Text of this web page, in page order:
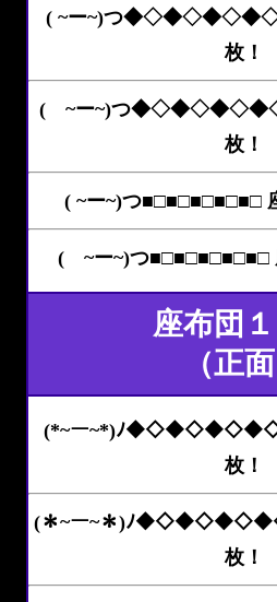
( ~ー~)つ
枚！
( ~ー~)つ
枚！
( ~ー~)つ■□■□■□■□■□
( ~ー~)つ■□■□■□■□■□
座布団
（正面
(*~ー~*)ﾉ
枚！
(＊~ー~＊)ﾉ
枚！